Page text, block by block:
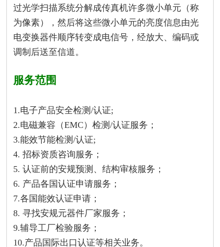
过光学扫描系统分解成传真机许多微小单元（称
为像素），然后将这些微小单元的亮度信息由光
电变换器件顺序转变成电信号，经放大、编码或
调制后送至信道。
服务范围
1.电子产品安全检测/认证;
2.电磁兼容（EMC）检测/认证服务；
3.能效节能检测/认证;
4. 招标资质咨询服务；
5. 认证前的安规预测、结构审核服务；
6. 产品各国认证申请服务；
7.各国能效认证申请；
8. 寻找安规元器件厂家服务；
9.辅导工厂检验服务；
10.产品国际出口认证等相关业务。